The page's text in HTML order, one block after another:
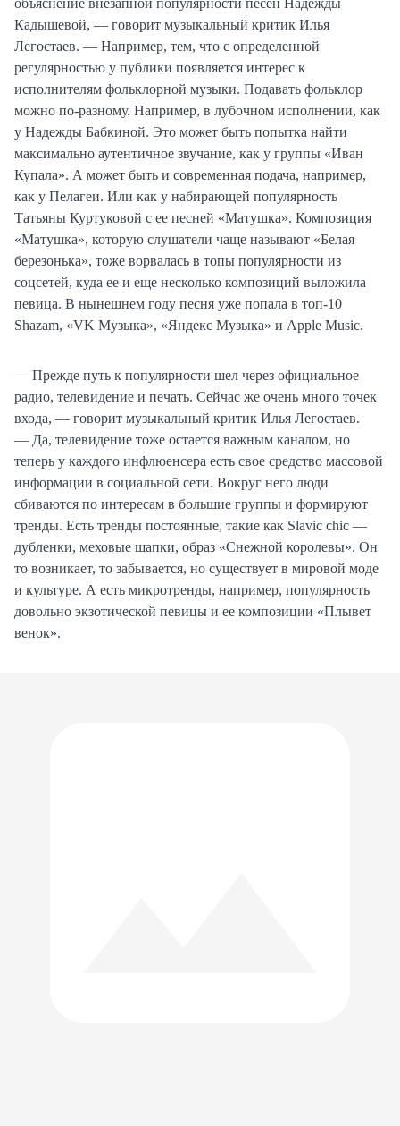
Кадышевой, — говорит музыкальный критик Илья
Легостаев. — Например, тем, что с определенной
регулярностью у публики появляется интерес к
исполнителям фольклорной музыки. Подавать фольклор
можно по-разному. Например, в лубочном исполнении, как
у Надежды Бабкиной. Это может быть попытка найти
максимально аутентичное звучание, как у группы «Иван
Купала». А может быть и современная подача, например,
как у Пелагеи. Или как у набирающей популярность
Татьяны Куртуковой с ее песней «Матушка». Композиция
«Матушка», которую слушатели чаще называют «Белая
березонька», тоже ворвалась в топы популярности из
соцсетей, куда ее и еще несколько композиций выложила
певица. В нынешнем году песня уже попала в топ-10
Shazam, «VK Музыка», «Яндекс Музыка» и Apple Music.
— Прежде путь к популярности шел через официальное
радио, телевидение и печать. Сейчас же очень много точек
входа, — говорит музыкальный критик Илья Легостаев.
— Да, телевидение тоже остается важным каналом, но
теперь у каждого инфлюенсера есть свое средство массовой
информации в социальной сети. Вокруг него люди
сбиваются по интересам в большие группы и формируют
тренды. Есть тренды постоянные, такие как Slavic chic —
дубленки, меховые шапки, образ «Снежной королевы». Он
то возникает, то забывается, но существует в мировой моде
и культуре. А есть микротренды, например, популярность
довольно экзотической певицы и ее композиции «Плывет
венок».